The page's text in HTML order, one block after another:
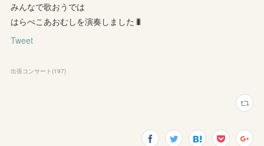
みんなで歌おうでは
はらぺこあおむしを演奏しました🐛
Tweet
出張コンサート (197)